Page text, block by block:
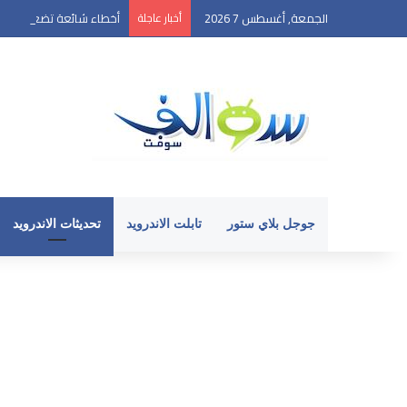
الجمعة, أغسطس 7 2026 أخبار عاجلة أخطاء شائعة تضعف أداء
جوجل بلاي ستور تابلت الاندرويد تحديثات الاندرويد